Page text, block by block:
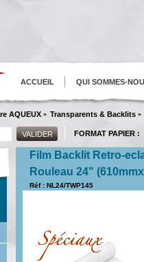
ACCUEIL QUI SOMMES-
AQUEUX » Transparents & Backlits »
FORMAT PAPIER :
Film Backlit Retro-
Rouleau 24"
Réf : NL24/TWP145